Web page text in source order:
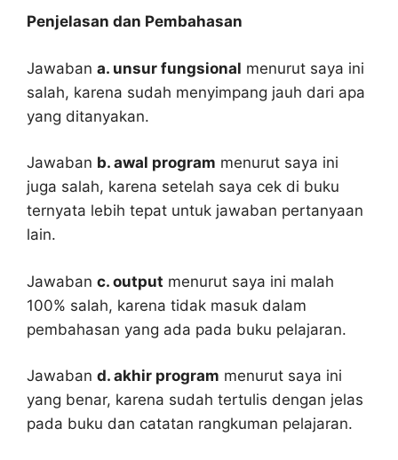
Penjelasan dan Pembahasan
Jawaban a. unsur fungsional menurut saya ini
salah, karena sudah menyimpang jauh dari apa
yang ditanyakan.
Jawaban b. awal program menurut saya ini
juga salah, karena setelah saya cek di buku
ternyata lebih tepat untuk jawaban pertanyaan
lain.
Jawaban c. output menurut saya ini malah
100% salah, karena tidak masuk dalam
pembahasan yang ada pada buku pelajaran.
Jawaban d. akhir program menurut saya ini
yang benar, karena sudah tertulis dengan jelas
pada buku dan catatan rangkuman pelajaran.